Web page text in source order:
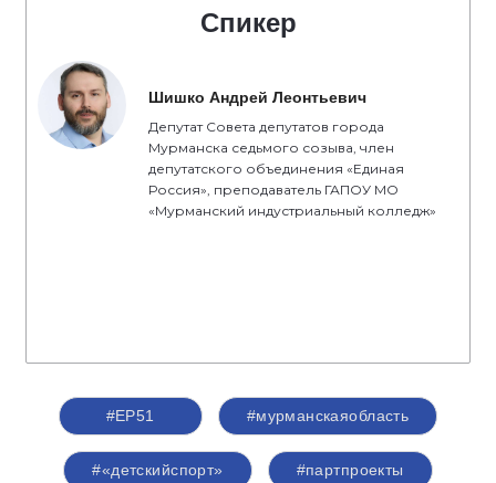
Спикер
Шишко Андрей Леонтьевич
Депутат Совета депутатов города
Мурманска седьмого созыва, член
депутатского объединения «Единая
Россия», преподаватель ГАПОУ МО
«Мурманский индустриальный колледж»
#ЕР51 #мурманскаяобласть
#«детскийспорт» #партпроекты